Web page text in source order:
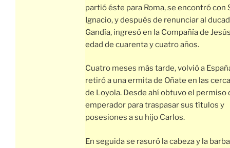
partió éste para Roma, se encontró con
Ignacio, y después de renunciar al
Gandía, ingresó en la Compañía de
edad de cuarenta y cuatro años.
Cuatro meses más tarde, volvió a
retiró a una ermita de Oñate en las
de Loyola. Desde ahí obtuvo el permiso
emperador para traspasar sus títulos y
posesiones a su hijo Carlos.
En seguida se rasuró la cabeza y la